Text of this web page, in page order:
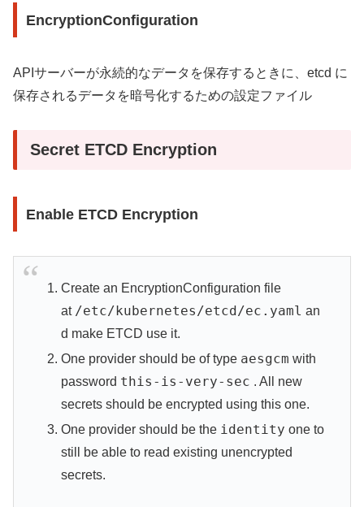
EncryptionConfiguration
APIサーバーが永続的なデータを保存するときに、etcd に
保存されるデータを暗号化するための設定ファイル
Secret ETCD Encryption
Enable ETCD Encryption
Create an EncryptionConfiguration file
at /etc/kubernetes/etcd/ec.yaml an
d make ETCD use it.
One provider should be of type aesgcm with
password this-is-very-sec . All new
secrets should be encrypted using this one.
One provider should be the identity one to
still be able to read existing unencrypted
secrets.